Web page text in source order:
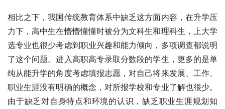
相比之下，我国传统教育体系中缺乏这方面内容，在升学压
力下，高中生在懵懵懂懂时被分为文科生和理科生，上大学
选专业也很少考虑到职业兴趣和能力倾向，多项调查都说明
了这个问题。进入高职高专录取分数段的学生，更多的是单
纯从能升学的角度考虑填报志愿，对自己将来发展、工作、
职业生涯没有明确的概念，对所报学校和专业了解也很少。
由于缺乏对自身特点和环境的认识，缺乏职业生涯规划知